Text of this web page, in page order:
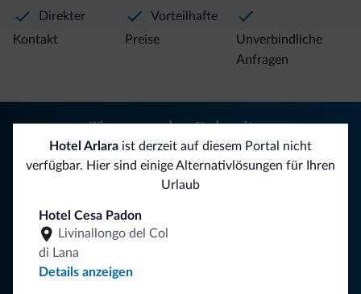
Hotel Arlara ist derzeit auf diesem Portal nicht
verfügbar. Hier sind einige Alternativlösungen für Ihren
Urlaub
Hotel Cesa Padon
Livinallongo del Col
di Lana
Details anzeigen
Direkter
Kontakt
Vorteilhafte
Preise
Unverbindliche
Anfragen
Tipps aus den Dolomiten
Sie erhalten Informationen, exklusive Angebote und
Neuigkeiten für Ihren Urlaub in den Dolomiten.